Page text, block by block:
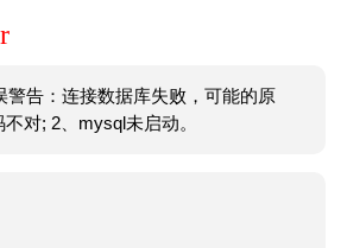
警告：连接数据库失败，可能的原
对; 2、mysql未启动。